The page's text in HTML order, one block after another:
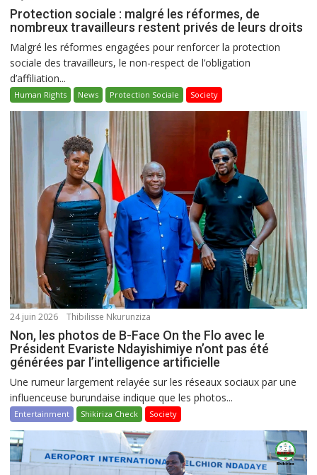
Protection sociale : malgré les réformes, de
nombreux travailleurs restent privés de leurs droits
Malgré les réformes engagées pour renforcer la protection
sociale des travailleurs, le non-respect de l’obligation
d’affiliation...
Human Rights News Protection Sociale Society
24 juin 2026 Thibilisse Nkurunziza
Non, les photos de B-Face On the Flo avec le
Président Evariste Ndayishimiye n’ont pas été
générées par l’intelligence artificielle
Une rumeur largement relayée sur les réseaux sociaux par une
influenceuse burundaise indique que les photos...
Entertainment Shikiriza Check Society